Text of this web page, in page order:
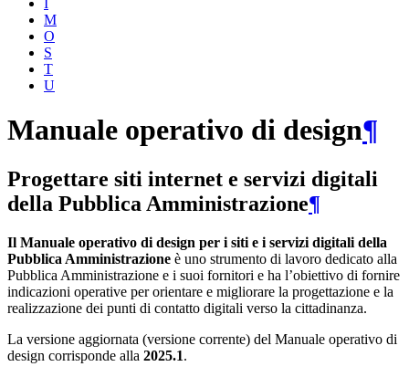
I
M
O
S
T
U
Manuale operativo di design¶
Progettare siti internet e servizi digitali
della Pubblica Amministrazione¶
Il Manuale operativo di design per i siti e i servizi digitali della
Pubblica Amministrazione è uno strumento di lavoro dedicato alla
Pubblica Amministrazione e i suoi fornitori e ha l’obiettivo di fornire
indicazioni operative per orientare e migliorare la progettazione e la
realizzazione dei punti di contatto digitali verso la cittadinanza.
La versione aggiornata (versione corrente) del Manuale operativo di
design corrisponde alla 2025.1.